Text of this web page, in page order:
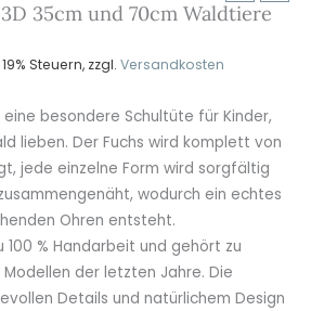
35cm und 70cm Waldtiere
Steuern, zzgl. Versandkosten
eine besondere Schultüte für Kinder,
lieben. Der Fuchs wird komplett von
jede einzelne Form wird sorgfältig
wodurch ein echtes
Ohren entsteht.
100 % Handarbeit und gehört zu
der letzten Jahre. Die
Details und natürlichem Design